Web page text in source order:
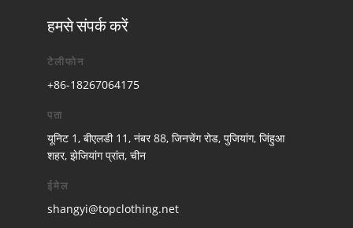
हमसे संपर्क करें
टेलीफोन
+86-18267064175
पता
यूनिट 1, बीएलडी 11, नंबर 88, जिनचेंग रोड, पुजियांग, जिंहुआ
शहर, झेजियांग प्रांत, चीन
ईमेल
shangyi@topclothing.net